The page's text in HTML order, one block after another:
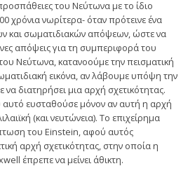
του Nεύτωνα με το ίδιο
χρόνια νωρίτερα- όταν πρότεινε ένα
και σωματιδιακών απόψεων, ώστε να
απόψεις για τη συμπεριφορά του
Nεύτωνα, κατανοούμε την πεισματική
εικόνα, αν λάβουμε υπόψη την
διατηρήσει μια αρχή σχετικότητας.
ευσταθούσε μόνον αν αυτή η αρχή
(και νευτώνεια). Tο επιχείρημα
του Einstein, αφού αυτός
αρχή σχετικότητας, στην οποία η
έπρεπε να μείνει άθικτη.